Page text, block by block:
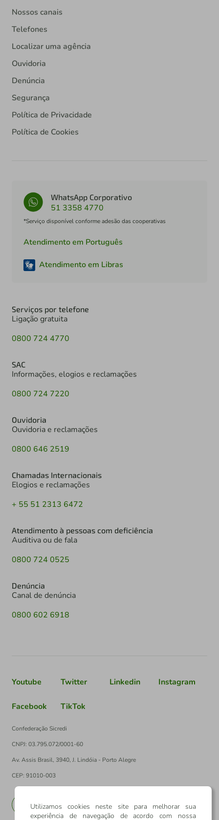
Nossos canais
Telefones
Localizar uma agência
Ouvidoria
Denúncia
Segurança
Política de Privacidade
Política de Cookies
WhatsApp Corporativo
51 3358 4770
*Serviço disponível conforme adesão das cooperativas
Atendimento em Português
Atendimento em Libras
Serviços por telefone
Ligação gratuita
0800 724 4770
SAC
Informações, elogios e reclamações
0800 724 7220
Ouvidoria
Ouvidoria e reclamações
0800 646 2519
Chamadas Internacionais
Elogios e reclamações
+ 55 51 2313 6472
Atendimento à pessoas com deficiência
Auditiva ou de fala
0800 724 0525
Denúncia
Canal de denúncia
0800 602 6918
Youtube Twitter Linkedin Instagram
Facebook TikTok
Confederação Sicredi
CNPJ: 03.795.072/0001-60
Av. Assis Brasil, 3940, J. Lindóia - Porto Alegre
CEP: 91010-003
EN
Utilizamos cookies neste site para melhorar sua
experiência de navegação de acordo com nossa